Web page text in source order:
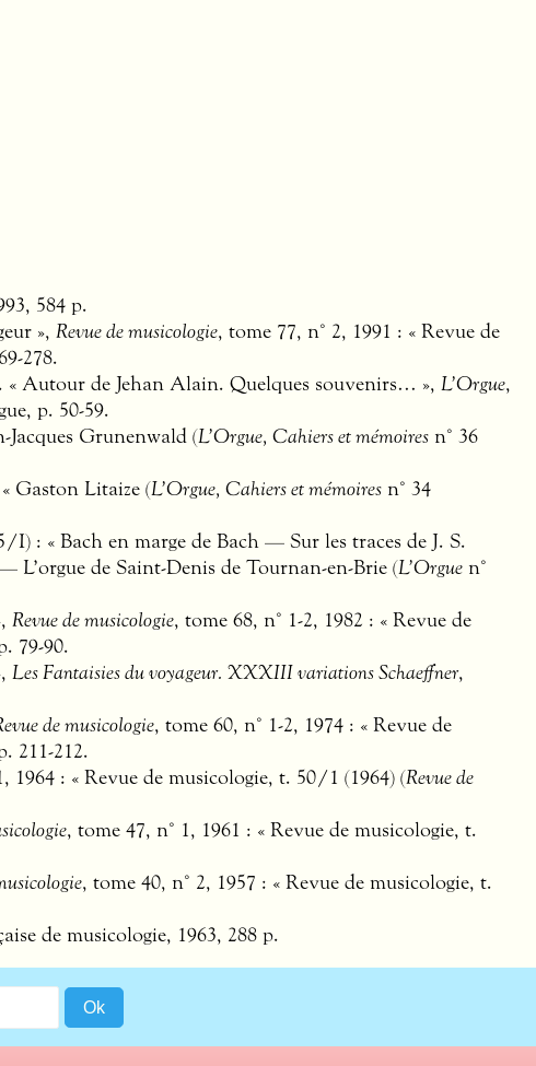
584 p.
», Revue de musicologie, tome 77, n° 2, 1991 : « Revue de
278.
« Autour de Jehan Alain. Quelques souvenirs… », L’Orgue,
p. 50-59.
Jacques Grunenwald (L’Orgue, Cahiers et mémoires n° 36
Gaston Litaize (L’Orgue, Cahiers et mémoires n° 34
I) : « Bach en marge de Bach — Sur les traces de J. S.
de Saint-Denis de Tournan-en-Brie (L’Orgue n°
Revue de musicologie, tome 68, n° 1-2, 1982 : « Revue de
79-90.
Les Fantaisies du voyageur. XXXIIIvariations Schaeffner,
de musicologie, tome 60, n° 1-2, 1974 : « Revue de
211-212.
1964 : « Revue de musicologie, t. 50/1 (1964) (Revue de
, tome 47, n° 1, 1961 : « Revue de musicologie, t.
, tome 40, n° 2, 1957 : « Revue de musicologie, t.
de musicologie, 1963, 288 p.